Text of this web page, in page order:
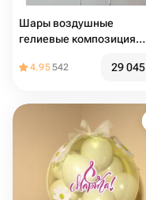
Шары воздушные
гелиевые композиция
4.95542 29 045